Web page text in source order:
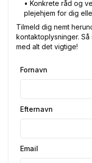
•⁠ Konkrete råd og
plejehjem for dig
Tilmeld dig nemt
kontaktoplysninger.
med alt det vigtige!
Fornavn
Efternavn
Email